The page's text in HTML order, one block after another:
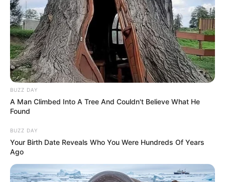
Fonte:festas.site
Aqui vai um passo a passo para fazer uma caixa
de presente utilizando papelão e cartolina.
BUZZ DAY
A Man Climbed Into A Tree And Couldn't Believe What He
Found
BUZZ DAY
Your Birth Date Reveals Who You Were Hundreds Of Years
Ago